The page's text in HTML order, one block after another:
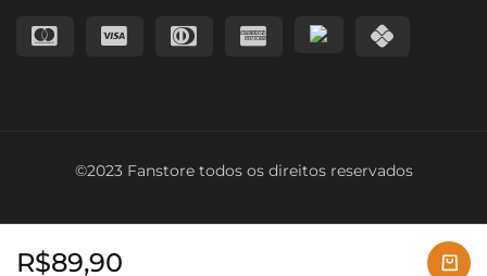
©2023 Fanstore todos os direitos reservados
R$89,90